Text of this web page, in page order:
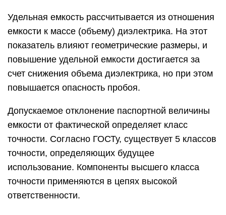
Удельная емкость рассчитывается из отношения
емкости к массе (объему) диэлектрика. На этот
показатель влияют геометрические размеры, и
повышение удельной емкости достигается за
счет снижения объема диэлектрика, но при этом
повышается опасность пробоя.
Допускаемое отклонение паспортной величины
емкости от фактической определяет класс
точности. Согласно ГОСТу, существует 5 классов
точности, определяющих будущее
использование. Компоненты высшего класса
точности применяются в цепях высокой
ответственности.